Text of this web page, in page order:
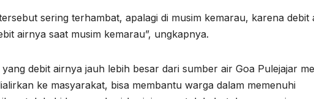
sering terhambat, apalagi di musim kemarau, karena debit
airnya saat musim kemarau”, ungkapnya.
debit airnya jauh lebih besar dari sumber air Goa Pulejajar
ke masyarakat, bisa membantu warga dalam memenuhi